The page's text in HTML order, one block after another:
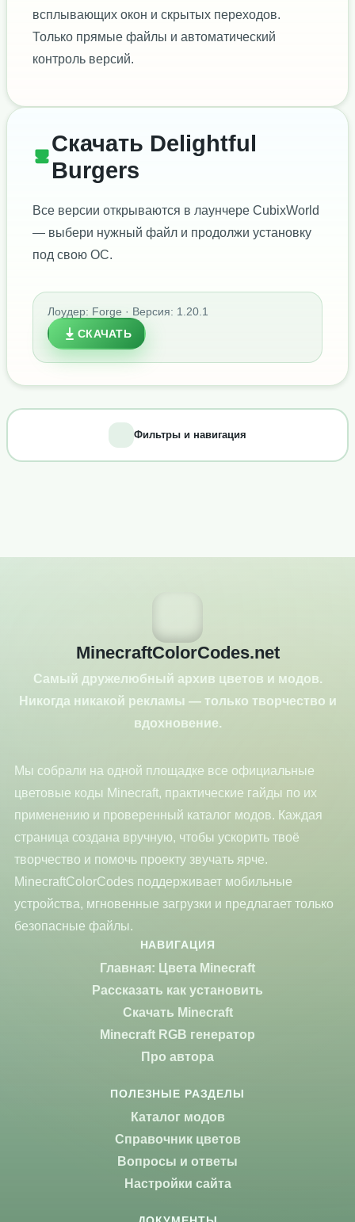
всплывающих окон и скрытых переходов.
Только прямые файлы и автоматический
контроль версий.
Скачать Delightful
Burgers
Все версии открываются в лаунчере CubixWorld
— выбери нужный файл и продолжи установку
под свою ОС.
Лоудер: Forge · Версия: 1.20.1
СКАЧАТЬ
Фильтры и навигация
MinecraftColorCodes.net
Самый дружелюбный архив цветов и модов.
Никогда никакой рекламы — только творчество и
вдохновение.
Мы собрали на одной площадке все официальные
цветовые коды Minecraft, практические гайды по их
применению и проверенный каталог модов. Каждая
страница создана вручную, чтобы ускорить твоё
творчество и помочь проекту звучать ярче.
MinecraftColorCodes поддерживает мобильные
устройства, мгновенные загрузки и предлагает только
безопасные файлы.
НАВИГАЦИЯ
Главная: Цвета Minecraft
Рассказать как установить
Скачать Minecraft
Minecraft RGB генератор
Про автора
ПОЛЕЗНЫЕ РАЗДЕЛЫ
Каталог модов
Справочник цветов
Вопросы и ответы
Настройки сайта